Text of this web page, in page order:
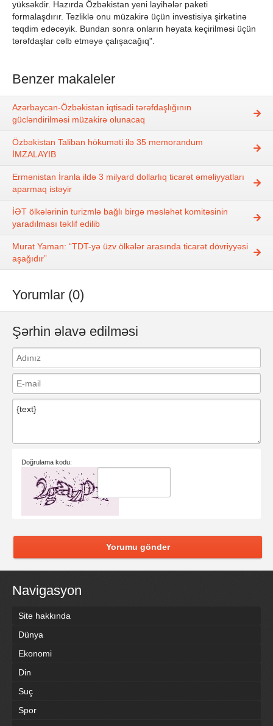
yüksəkdir. Hazırda Özbəkistan yeni layihələr paketi
formalaşdırır. Tezliklə onu müzakirə üçün investisiya şirkətinə
təqdim edəcəyik. Bundan sonra onların həyata keçirilməsi üçün
tərəfdaşlar cəlb etməyə çalışacağıq".
Benzer makaleler
Azərbaycan-Özbəkistan iqtisadi tərəfdaşlığının
gücləndirilməsi müzakirə olunacaq
Özbəkistan Taliban hökuməti ilə 35 memorandum
İMZALAYIB
Ermənistan İranla ildə 3 milyard dollarlıq ticarət əməliyyatları
aparmaq istəyir
İƏT ölkələrinin turizmlə bağlı birgə məsləhət komitəsinin
yaradılması təklif edilib
Murat Yaman: “TDT-yə üzv ölkələr arasında ticarət dövriyyəsi
aşağıdır”
Yorumlar (0)
Şərhin əlavə edilməsi
Doğrulama kodu:
Yorumu gönder
Navigasyon
Site hakkında
Dünya
Ekonomi
Din
Suç
Spor